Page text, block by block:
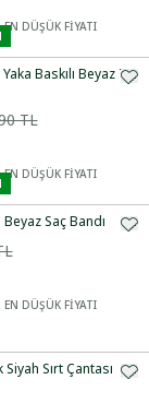
DÜŞÜK FİYATI
Baskılı Beyaz T-
TL
DÜŞÜK FİYATI
Saç Bandı
DÜŞÜK FİYATI
Sırt Çantası